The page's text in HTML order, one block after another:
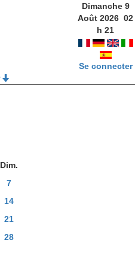
Dimanche 9
Août 2026 02
h21
Se connecter
Dim.
7
14
21
28